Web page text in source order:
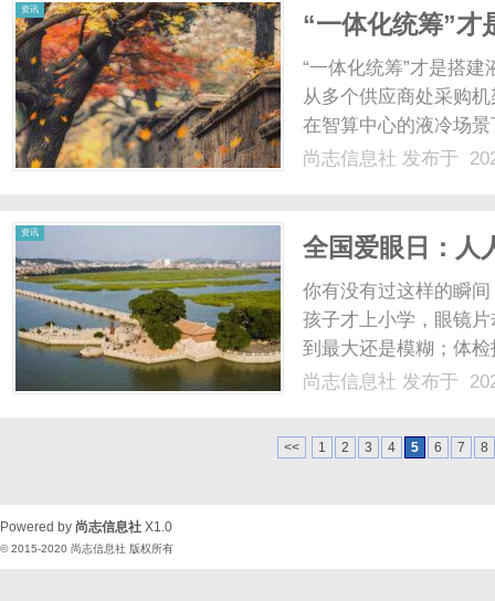
资讯
“一体化统筹”才
“一体化统筹”才是搭
从多个供应商处采购
在智算中心的液冷场
多个供应商的难度大
尚志信息社 发布于
资讯
全国爱眼日：人
你有没有过这样的瞬
孩子才上小学，眼镜
到最大还是模糊；体
看世界的窗口，但它
眼日，主题为“人人享
尚志信息社 发布于
<< 1 2 3 4 5 6 7 8
Powered by 尚志信息社 X1.0
© 2015-2020 尚志信息社 版权所有